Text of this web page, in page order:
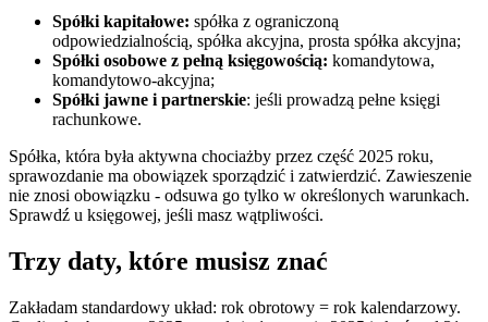
Spółki kapitałowe: spółka z ograniczoną
odpowiedzialnością, spółka akcyjna, prosta spółka akcyjna;
Spółki osobowe z pełną księgowością: komandytowa,
komandytowo-akcyjna;
Spółki jawne i partnerskie: jeśli prowadzą pełne księgi
rachunkowe.
Spółka, która była aktywna chociażby przez część 2025 roku,
sprawozdanie ma obowiązek sporządzić i zatwierdzić. Zawieszenie
nie znosi obowiązku - odsuwa go tylko w określonych warunkach.
Sprawdź u księgowej, jeśli masz wątpliwości.
Trzy daty, które musisz znać
Zakładam standardowy układ: rok obrotowy = rok kalendarzowy.